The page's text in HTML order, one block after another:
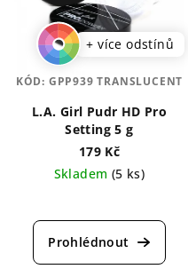
+ více odstínů
L.A. Girl Pudr HD Pro
Setting 5 g
179 Kč
Skladem (5 ks)
hodnocení
produktu
KÓD: GPP939 TRANSLUCENT